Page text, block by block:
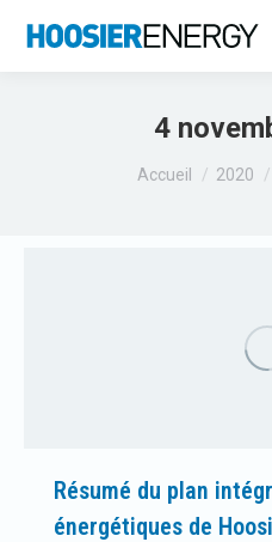
4
Vous êtes ici :
Accueil 2020
Résumé du plan
énergétiques de